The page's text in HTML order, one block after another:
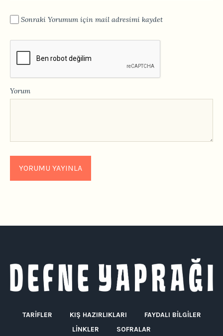
Sonraki Yorumum için mail adresimi kaydet
Yorum
TARIFLER KIŞ HAZIRLIKLARI
FAYDALI BILGILER
LINKLER
SOFRALAR